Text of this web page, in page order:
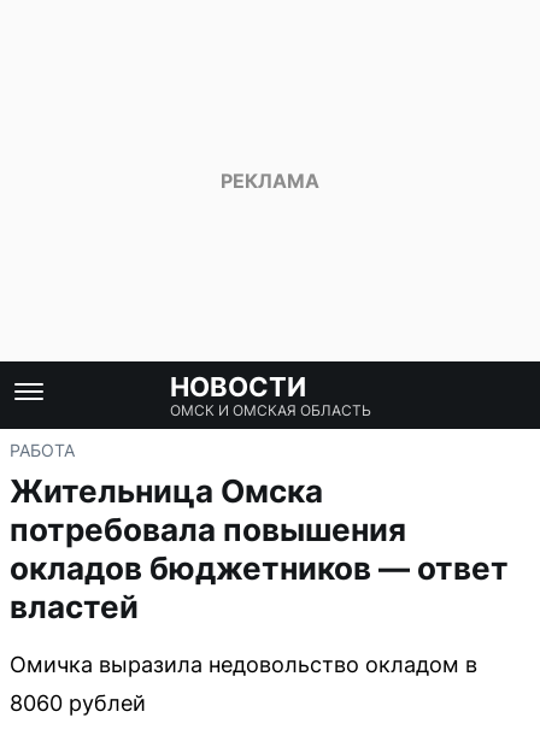
НОВОСТИ
ОМСК И ОМСКАЯ ОБЛАСТЬ
РАБОТА
Жительница Омска
потребовала повышения
окладов бюджетников — ответ
властей
Омичка выразила недовольство окладом в
8060 рублей